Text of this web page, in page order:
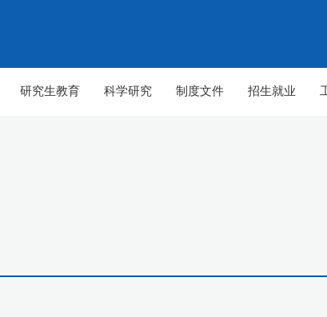
研究生教育 科学研究 制度文件 招生就业